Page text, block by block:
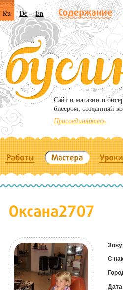
Ru De En
Cайт и магазин о
бисером, созданный
Присоединяйтесь
С